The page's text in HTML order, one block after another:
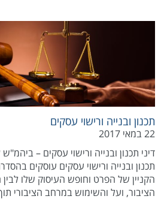
תכנון ובנייה ורישוי עסקים
22 במאי 2017
דיני תכנון ובנייה ורישוי עסקים – ביהמ"ש
תכנון ובנייה ורישוי עסקים עוסקים
הקניין של הפרט וחופש העיסוק שלו
הציבור, ועל והשימוש במרחב הציבורי